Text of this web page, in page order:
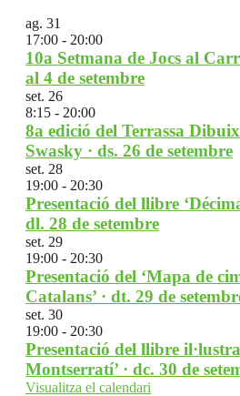
ag. 31
17:00 - 20:00
10a Setmana de Jocs al
al 4 de setembre
set. 26
8:15 - 20:00
8a edició del Terrassa
Swasky · ds. 26 de setembre
set. 28
19:00 - 20:30
Presentació del llibre
dl. 28 de setembre
set. 29
19:00 - 20:30
Presentació del ‘Mapa de
Catalans’ · dt. 29 de
set. 30
19:00 - 20:30
Presentació del llibre
Montserratí’ · dc. 30 de
Visualitza el calendari